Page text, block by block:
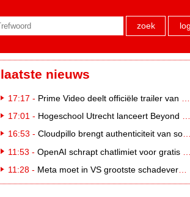
zoek
laatste nieuws
17:17 - Prime Video deelt officiële trailer van L*VE KLEINE
17:01 - Hogeschool Utrecht lanceert Beyond Campus binnen International Creative Business
16:53 - Cloudpillo brengt authenticiteit van social naar tv
11:53 - OpenAI schrapt chatlimiet voor gratis ChatGPT-gebruikers
11:28 - Meta moet in VS grootste schadevergoeding ooit betalen: 567 miljoen dollar